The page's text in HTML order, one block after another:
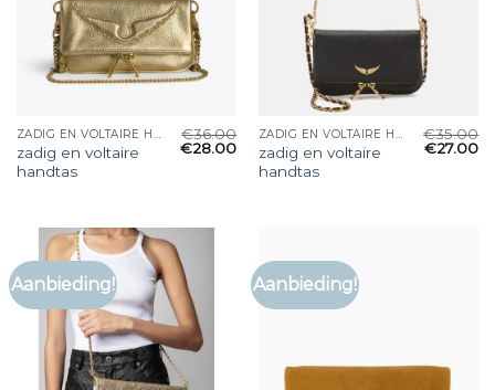
ZADIG EN VOLTAIRE HANDTAS
zadig en voltaire
handtas
€36.00
€28.00
ZADIG EN VOLTAIRE HANDTAS
zadig en voltaire
handtas
€35.00
€27.00
Aanbieding! Aanbieding!